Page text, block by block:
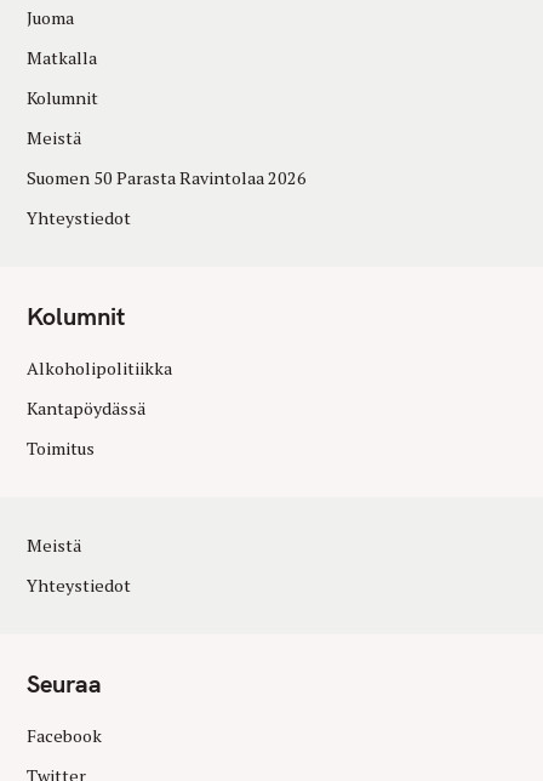
Juoma
Matkalla
Kolumnit
Meistä
Suomen 50 Parasta Ravintolaa 2026
Yhteystiedot
Kolumnit
Alkoholipolitiikka
Kantapöydässä
Toimitus
Meistä
Yhteystiedot
Seuraa
Facebook
Twitter